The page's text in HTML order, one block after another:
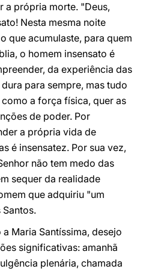
a própria morte. "Deus,
Nesta mesma noite
que acumulaste, para quem
o homem insensato é
da experiência das
para sempre, mas tudo
a força física, quer as
de poder. Por
a própria vida de
é insensatez. Por sua vez,
não tem medo das
sequer da realidade
que adquiriu "um
Maria Santíssima, desejo
significativas: amanhã
plenária, chamada